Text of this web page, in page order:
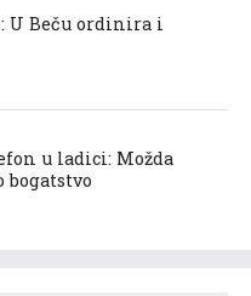
Beču ordinira i
u ladici: Možda
bogatstvo